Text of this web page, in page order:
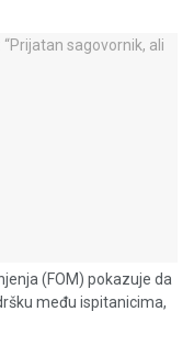
(FOM) pokazuje da
među ispitanicima,